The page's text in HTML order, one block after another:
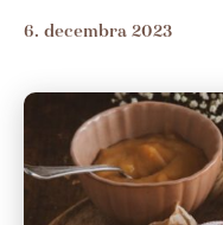
6. decembra 2023